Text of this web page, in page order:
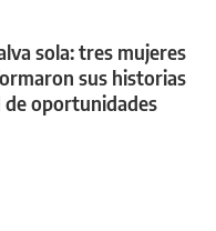
sola: tres mujeres
sus historias
de oportunidades